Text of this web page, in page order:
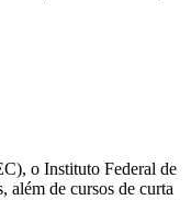
o Instituto Federal de
além de cursos de curta